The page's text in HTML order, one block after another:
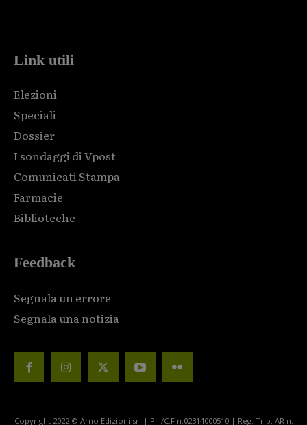
Link utili
Elezioni
Speciali
Dossier
I sondaggi di Vpost
Comunicati Stampa
Farmacie
Biblioteche
Feedback
Segnala un errore
Segnala una notizia
Copyright 2022 © Arno Edizioni srl | P.I./C.F n.02314000510 | Reg. Trib. AR n.